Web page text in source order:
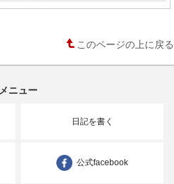
このページの上に戻る
メニュー
日記を書く
公式facebook